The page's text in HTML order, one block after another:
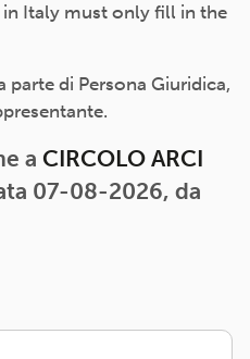
Italy must only fill in the
di Persona Giuridica,
a CIRCOLO ARCI
07-08-2026, da